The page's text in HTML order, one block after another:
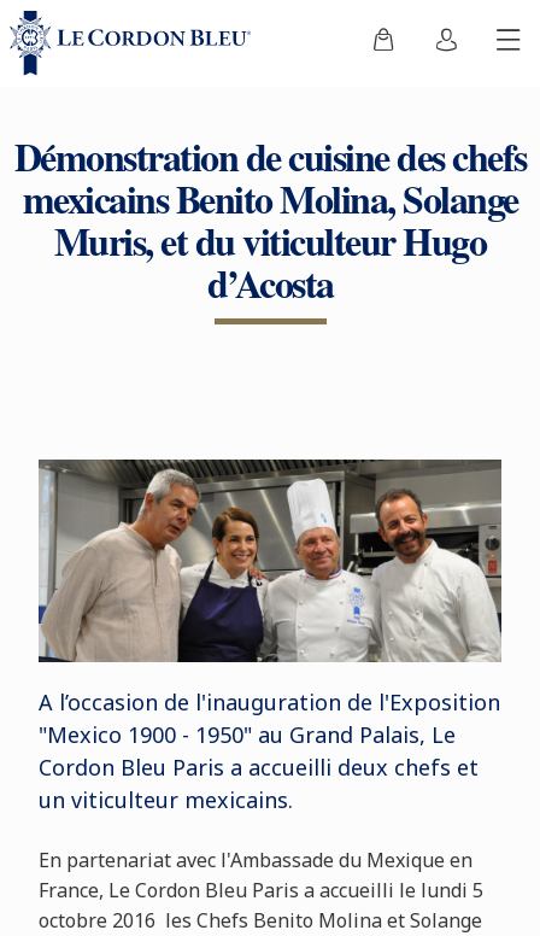
Démonstration de cuisine des chefs
mexicains Benito Molina, Solange
Muris, et du viticulteur Hugo
d’Acosta
A l’occasion de l'inauguration de l'Exposition
"Mexico 1900 - 1950" au Grand Palais, Le
Cordon Bleu Paris a accueilli deux chefs et
un viticulteur mexicains.
En partenariat avec l'Ambassade du Mexique en
France, Le Cordon Bleu Paris a accueilli le lundi 5
octobre 2016 les Chefs Benito Molina et Solange